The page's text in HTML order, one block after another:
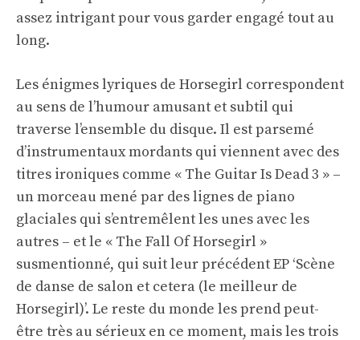
assez intrigant pour vous garder engagé tout au
long.
Les énigmes lyriques de Horsegirl correspondent
au sens de l’humour amusant et subtil qui
traverse l’ensemble du disque. Il est parsemé
d’instrumentaux mordants qui viennent avec des
titres ironiques comme « The Guitar Is Dead 3 » –
un morceau mené par des lignes de piano
glaciales qui s’entremêlent les unes avec les
autres – et le « The Fall Of Horsegirl »
susmentionné, qui suit leur précédent EP ‘Scène
de danse de salon et cetera (le meilleur de
Horsegirl)’. Le reste du monde les prend peut-
être très au sérieux en ce moment, mais les trois